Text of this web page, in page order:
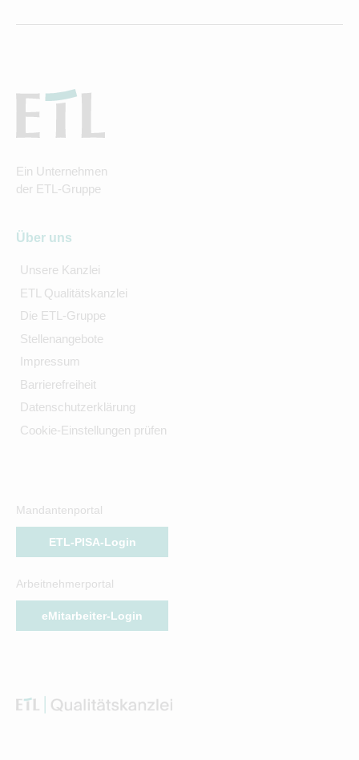
Ein Unternehmen
der ETL-Gruppe
Über uns
Unsere Kanzlei
ETL Qualitätskanzlei
Die ETL-Gruppe
Stellenangebote
Impressum
Barrierefreiheit
Datenschutzerklärung
Cookie-Einstellungen prüfen
Mandantenportal
ETL-PISA-Login
Arbeitnehmerportal
eMitarbeiter-Login